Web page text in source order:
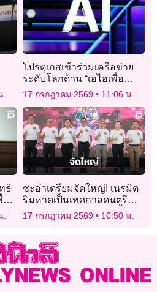
ม
โปรตุเกสเข้าร่วมเครือข่าย
ระดับโลกด้าน “เอไอเพื่อ
สุขภาพ” ประเทศแรกใน
17 กรกฎาคม 2569 11:06 น.
ธิ
ที่
ชะอำเตรียมจัดใหญ่! เนรมิต
ริมหาดเป็นเทศกาลดนตรี
ระดับประเทศ 7-9 ส.ค.นี้ ชม
ฟรีตลอดงาน
17 กรกฎาคม 2569 10:50 น.